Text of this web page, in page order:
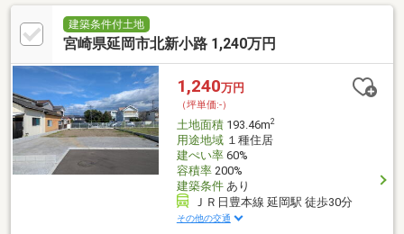
建築条件付土地
宮崎県延岡市北新小路 1,240万円
1,240万円
（坪単価:-）
土地面積193.46m2
用途地域１種住居
建ぺい率60%
容積率200%
建築条件あり
ＪＲ日豊本線 延岡駅 徒歩30分
その他の交通